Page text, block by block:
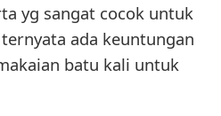
yg sangat cocok untuk
ada keuntungan
batu kali untuk